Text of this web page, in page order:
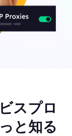
スプロ
と知る